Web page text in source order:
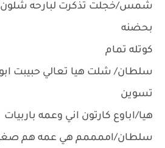
شمس/خجلت تذكرت لبارحه
بحضنه
كوتله تمام
سلطان/ شلت هيا تعالي حبيبت
تسوين
هيا/اباوع كارتون اني وعمه باربيات
سلطان/اممممم هي عمه هم